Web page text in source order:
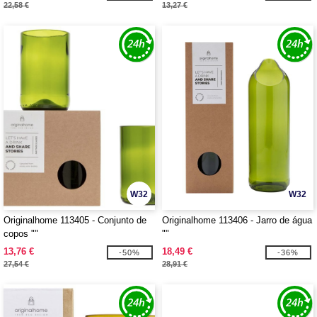
22,58 € 13,27 €
W32
Originalhome 113405 - Conjunto de
copos ""
13,76 €
27,54 €
-50%
W32
Originalhome 113406 - Jarro de água
""
18,49 €
28,91 €
-36%